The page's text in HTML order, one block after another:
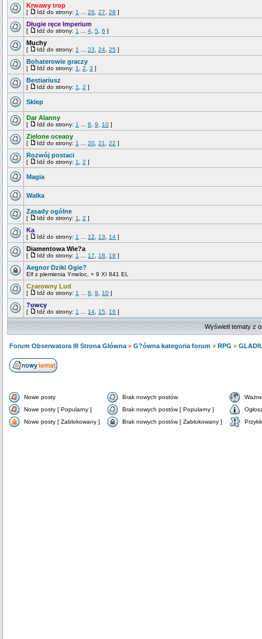
Krwawy trop
[ Idź do strony: 1 26 27 28 ]
Długie ręce Imperium
[ Idź do strony: 1 4 5 6 ]
Muchy
[ Idź do strony: 1 23 24 25 ]
Bohaterowie graczy
[ Idź do strony: 1 2 3 ]
Bestiariusz
[ Idź do strony: 1 2 ]
Sklep
Dar Alanny
[ Idź do strony: 1 8 9 10 ]
Zielone oceany
[ Idź do strony: 1 20 21 22 ]
Rozwój postaci
[ Idź do strony: 1 2 ]
Magia
Walka
Zasady ogólne
[ Idź do strony: 1 2 ]
Ka
[ Idź do strony: 1 12 13 14 ]
Diamentowa Wie?a
[ Idź do strony: 1 17 18 19 ]
Aegnor Dziki Ogie?
Elf z plemienia Ymeloc, + 9 XI 841 EL
Czarowny Lud
[ Idź do strony: 1 8 9 10 ]
?owcy
[ Idź do strony: 1 14 15 16 ]
Wyświetl tematy z
Forum Obserwatora III Strona Główna » G?ówna kategoria forum » RPG »
Nowe posty Brak nowych postów
Nowe posty [ Popularny ]
Brak nowych postów [ Popularny ]
Nowe posty [ Zablokowany ]
Brak nowych postów [ Zablokowany ]